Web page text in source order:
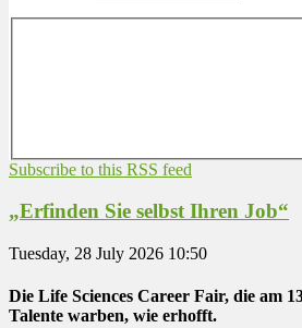
Subscribe to this RSS feed
„Erfinden Sie selbst Ihren Job“
Tuesday, 28 July 2026 10:50
Die Life Sciences Career Fair, die am
Talente warben, wie erhofft.